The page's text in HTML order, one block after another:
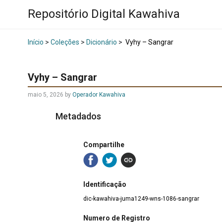
Repositório Digital Kawahiva
Início > Coleções > Dicionário > Vyhy – Sangrar
Vyhy – Sangrar
maio 5, 2026 by Operador Kawahiva
Metadados
Compartilhe
Identificação
dic-kawahiva-juma1249-wns-1086-sangrar
Numero de Registro